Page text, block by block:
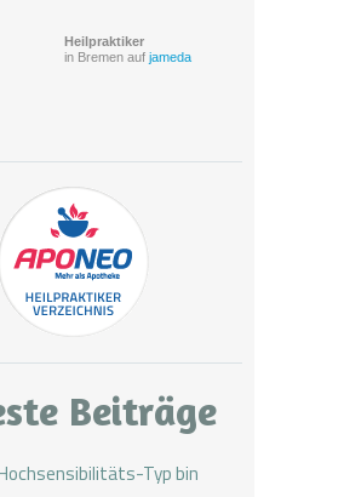
Heilpraktiker
in Bremen auf jameda
Beiträge
Typ bin